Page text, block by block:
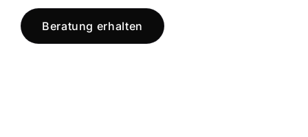
Beratung erhalten